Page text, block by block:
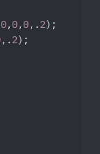
0 ,0 ,0 ,. 2 );
,. 2 );